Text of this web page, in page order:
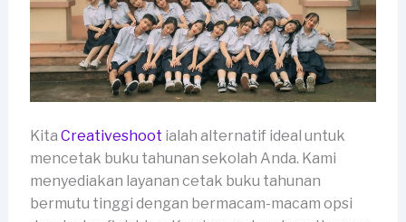
Kita Creativeshoot ialah alternatif ideal untuk
mencetak buku tahunan sekolah Anda. Kami
menyediakan layanan cetak buku tahunan
bermutu tinggi dengan bermacam-macam opsi